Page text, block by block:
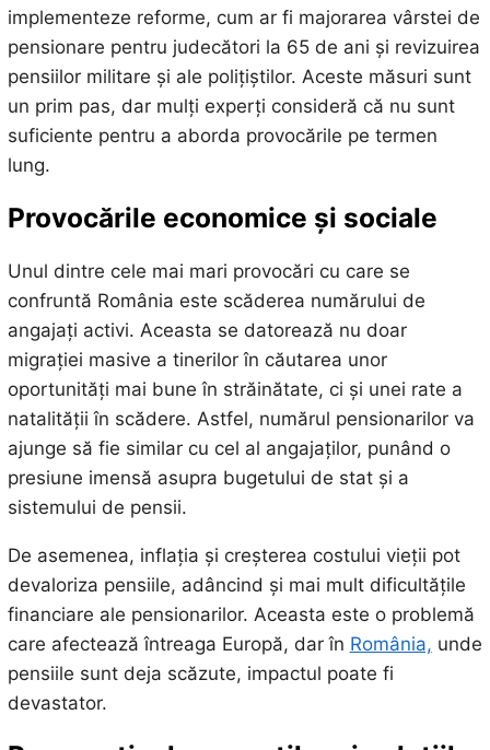
implementeze reforme, cum ar fi majorarea vârstei de
pensionare pentru judecători la 65 de ani și revizuirea
pensiilor militare și ale polițiștilor. Aceste măsuri sunt
un prim pas, dar mulți experți consideră că nu sunt
suficiente pentru a aborda provocările pe termen
lung.
Provocările economice și sociale
Unul dintre cele mai mari provocări cu care se
confruntă România este scăderea numărului de
angajați activi. Aceasta se datorează nu doar
migrației masive a tinerilor în căutarea unor
oportunități mai bune în străinătate, ci și unei rate a
natalității în scădere. Astfel, numărul pensionarilor va
ajunge să fie similar cu cel al angajaților, punând o
presiune imensă asupra bugetului de stat și a
sistemului de pensii.
De asemenea, inflația și creșterea costului vieții pot
devaloriza pensiile, adâncind și mai mult dificultățile
financiare ale pensionarilor. Aceasta este o problemă
care afectează întreaga Europă, dar în România, unde
pensiile sunt deja scăzute, impactul poate fi
devastator.